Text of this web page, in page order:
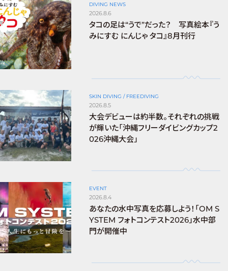
DIVING NEWS
2026.8.6
タコの足は“うで”だった？ 写真絵本『う
みにすむ にんじゃ タコ』8月刊行
SKIN DIVING / FREEDIVING
2026.8.5
大会デビューは約半数。それぞれの挑戦
が輝いた「沖縄フリーダイビングカップ2
026沖縄大会」
EVENT
2026.8.4
あなたの水中写真を応募しよう！「OM S
YSTEM フォトコンテスト2026」水中部
門が開催中